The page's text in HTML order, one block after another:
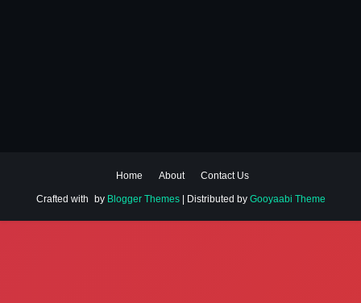
Home About Contact Us
Crafted with by Blogger Themes| Distributed by Gooyaabi Theme